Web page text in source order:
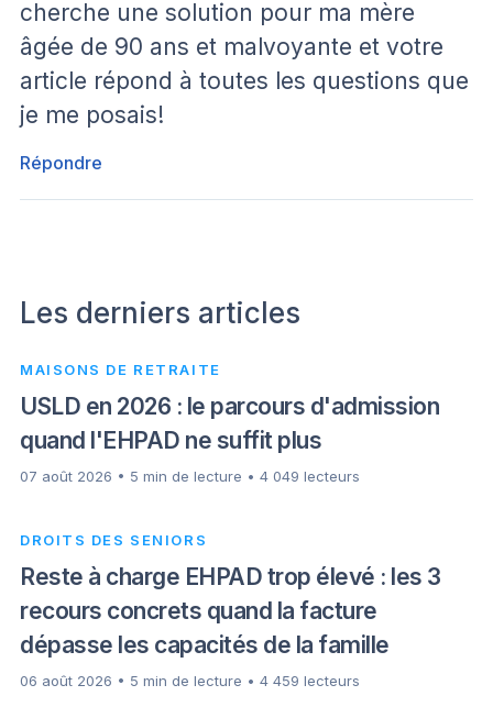
cherche une solution pour ma mère
âgée de 90 ans et malvoyante et votre
article répond à toutes les questions que
je me posais!
Répondre
Les derniers articles
MAISONS DE RETRAITE
USLD en 2026 : le parcours d'admission
quand l'EHPAD ne suffit plus
07 août 2026 • 5 min de lecture • 4 049 lecteurs
DROITS DES SENIORS
Reste à charge EHPAD trop élevé : les 3
recours concrets quand la facture
dépasse les capacités de la famille
06 août 2026 • 5 min de lecture • 4 459 lecteurs